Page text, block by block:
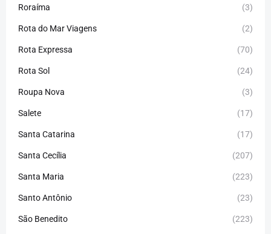
Roraíma (3)
Rota do Mar Viagens (2)
Rota Expressa (70)
Rota Sol (24)
Roupa Nova (3)
Salete (17)
Santa Catarina (17)
Santa Cecília (207)
Santa Maria (223)
Santo Antônio (23)
São Benedito (223)